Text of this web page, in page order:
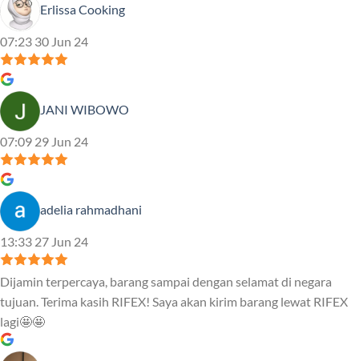
Erlissa Cooking
07:23 30 Jun 24
JANI WIBOWO
07:09 29 Jun 24
adelia rahmadhani
13:33 27 Jun 24
Dijamin terpercaya, barang sampai dengan selamat di negara
tujuan. Terima kasih RIFEX! Saya akan kirim barang lewat RIFEX
lagi🤩🤩